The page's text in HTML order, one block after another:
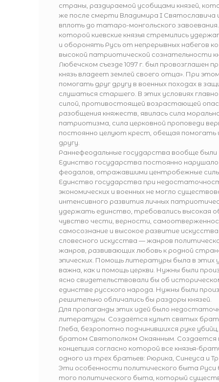
страны, раздираемой усобицами князей,
же после смерти Владимира I Святославича
вплоть до татаро-монгольского
которой киевские князья стремились
и оборонять Русь от непрерывных набегов
высокой патриотической сознательности
Любечском съезде 1097 г. был провозглашен
князь владеет землей своего отца». При
помогать друг другу в военных походах в
слушаться старшего. В этих условиях
силой, противостоящей возрастающей
разобщения княжеств, явилась сила
патриотизма, сила церковной проповеди
постоянно целуют крест, обещая помогать
другу.
Раннефеодальные государства вообще были
Единство государства постоянно
феодалов, отражавшими центробежные
Единство государства при
экономических и военных не могло
интенсивного развития личных
удержать единство, требовались высокая
чувство чести, верности,
самосознание и высокое развитие
словесного искусства — жанров
жанров, развивающих любовь к родной
эпических. Помощь литературы была в этих
важна, как и помощь церкви. Нужны были
ясно свидетельствовали бы об
единстве русского народа. Нужны были
решительно обличались бы раздоры князей.
Для пропаганды этих идей было
литературы. Создаётся культ святых
Глеба, безропотно подчинившихся руке
братом Святополком Окаянным. Создается
концепция согласно которой все князья-
одного из трех братьев: Рюрика, Синеуса и
Эти особенности политического быта
того политического быта, который